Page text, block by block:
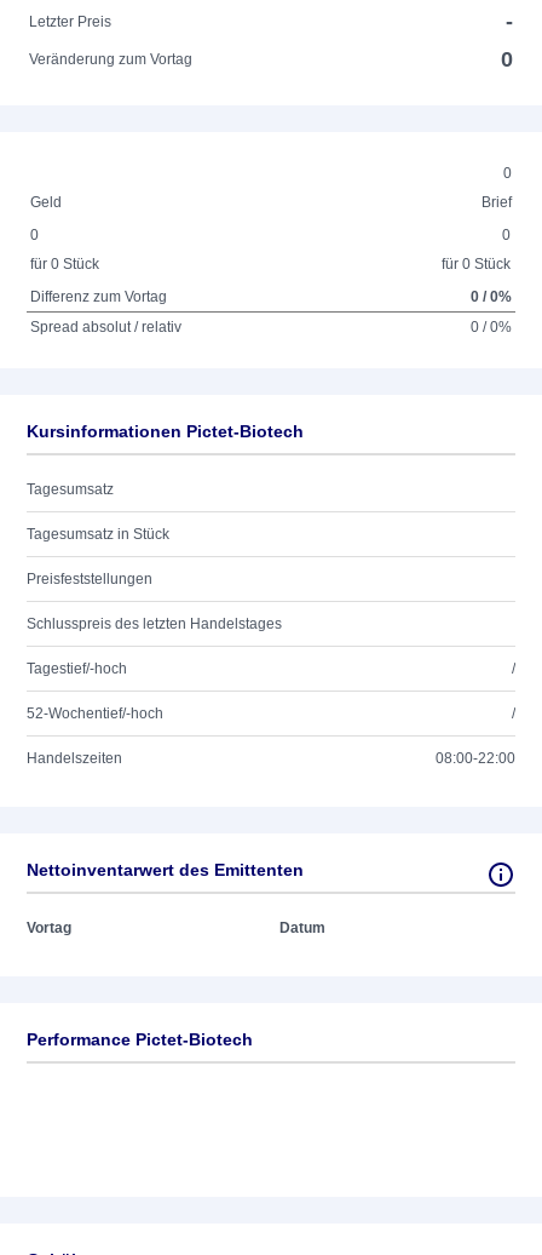
Letzter Preis
-
Veränderung zum Vortag 0
0
Geld
Brief
0
für 0 Stück
0
für 0 Stück
Differenz zum Vortag
0 / 0%
Spread absolut / relativ
0 / 0%
Kursinformationen Pictet-Biotech
Tagesumsatz
Tagesumsatz in Stück
Preisfeststellungen
Schlusspreis des letzten Handelstages
Tagestief/-hoch /
52-Wochentief/-hoch /
Handelszeiten 08:00-22:00
Nettoinventarwert des Emittenten
Vortag Datum
Performance Pictet-Biotech